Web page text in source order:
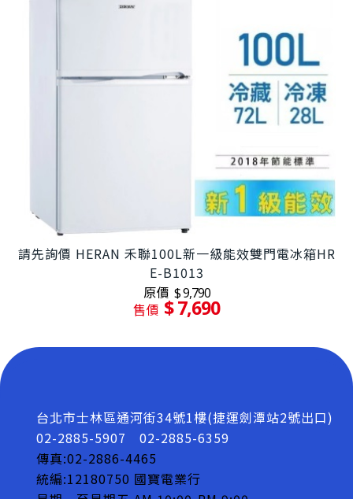
請先詢價 HERAN 禾聯100L新一級能效雙門電冰箱HR
E-B1013
原價 $ 9,790
售價 $ 7,690
台北市士林區通河街34號1樓(捷運劍潭站2號出口)
02-2885-5907
02-2885-6359
傳真:02-2886-4465
統編:12180750 國寶電業行